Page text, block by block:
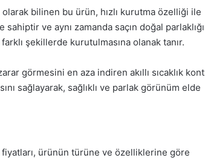
bilinen bu ürün, hızlı kurutma özelliği ile
ve aynı zamanda saçın doğal
şekillerde kurutulmasına olanak tanır.
görmesini en aza indiren akıllı sıcaklık
sağlayarak, sağlıklı ve parlak görünüm elde
ürünün türüne ve özelliklerine göre